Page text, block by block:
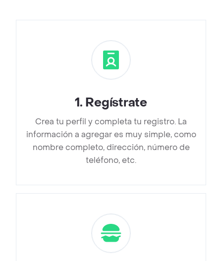
1. Regístrate
Crea tu perfil y completa tu registro. La
información a agregar es muy simple, como
nombre completo, dirección, número de
teléfono, etc.